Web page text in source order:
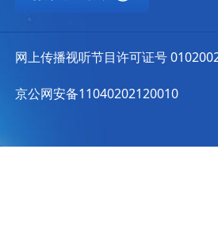
网上传播视听节目许可证号
京公网安备11040202120010